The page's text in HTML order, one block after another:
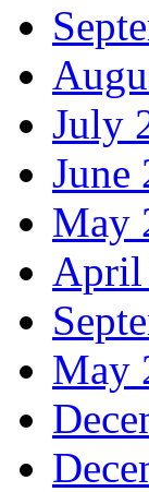
July
June
May
April
May